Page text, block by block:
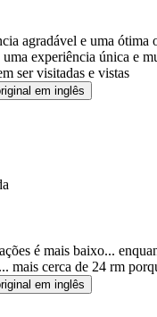
agradável e uma ótima
experiência única e
ser visitadas e vistas
em inglês
é mais baixo...
mais cerca de 24 rm
em inglês